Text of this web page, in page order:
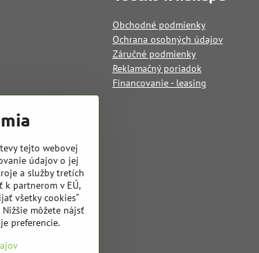
Obchodné podmienky
Ochrana osobných údajov
Záručné podmienky
Reklamačný poriadok
Financovanie - leasing
tejto webovej
údajov o jej
a služby tretích
k partnerom v EÚ,
všetky cookies“
môžete nájsť
preferencie.